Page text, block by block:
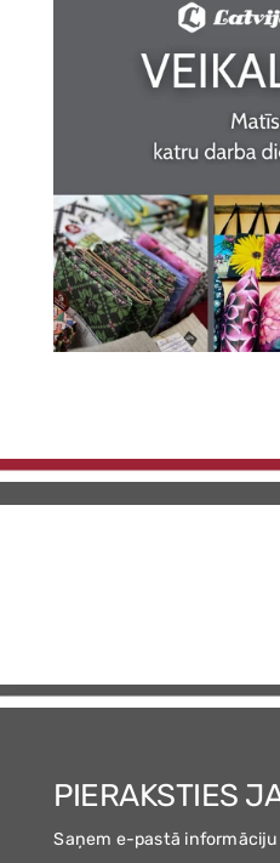
PIERAKSTIES
Saņem e-pastā